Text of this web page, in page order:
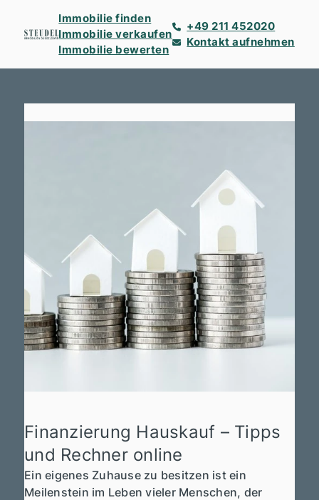
Immobilie finden
Immobilie verkaufen
Immobilie bewerten
+49 211 452020
Kontakt aufnehmen
Finanzierung Hauskauf – Tipps
und Rechner online
Ein eigenes Zuhause zu besitzen ist ein
Meilenstein im Leben vieler Menschen, der